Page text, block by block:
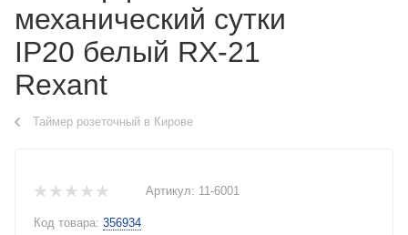
механический сутки
IP20 белый RX-21
Rexant
Таймер розеточный в Кирове
Артикул: 11-6001
Код товара: 356934